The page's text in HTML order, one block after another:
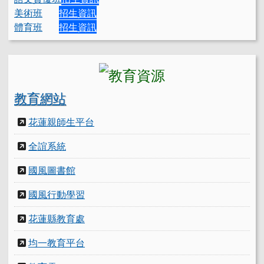
美術班
招生資訊
體育班
招生資訊
教育網站
花蓮親師生平台
全誼系統
國風圖書館
國風行動學習
花蓮縣教育處
均一教育平台